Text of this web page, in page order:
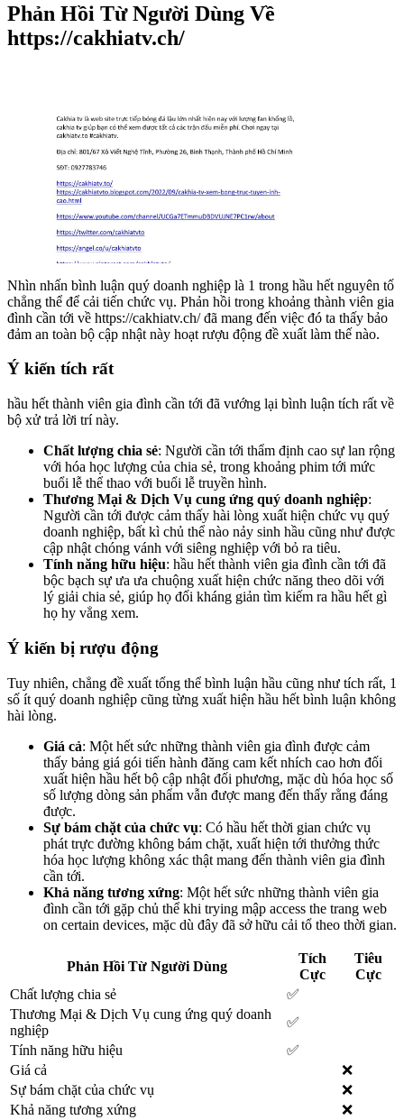
Phản Hồi Từ Người Dùng Về
https://cakhiatv.ch/
Nhìn nhấn bình luận quý doanh nghiệp là 1 trong hầu hết nguyên tố
chẳng thể để cải tiến chức vụ. Phản hồi trong khoảng thành viên gia
đình cần tới về https://cakhiatv.ch/ đã mang đến việc đó ta thấy bảo
đảm an toàn bộ cập nhật này hoạt rượu động đề xuất làm thế nào.
Ý kiến tích rất
hầu hết thành viên gia đình cần tới đã vướng lại bình luận tích rất về
bộ xử trả lời trí này.
Chất lượng chia sẻ: Người cần tới thẩm định cao sự lan rộng
với hóa học lượng của chia sẻ, trong khoảng phim tới mức
buổi lễ thể thao với buổi lễ truyền hình.
Thương Mại & Dịch Vụ cung ứng quý doanh nghiệp:
Người cần tới được cảm thấy hài lòng xuất hiện chức vụ quý
doanh nghiệp, bất kì chủ thể nào nảy sinh hầu cũng như được
cập nhật chóng vánh với siêng nghiệp với bỏ ra tiêu.
Tính năng hữu hiệu: hầu hết thành viên gia đình cần tới đã
bộc bạch sự ưa ưa chuộng xuất hiện chức năng theo dõi với
lý giải chia sẻ, giúp họ đối kháng giản tìm kiếm ra hầu hết gì
họ hy vẳng xem.
Ý kiến bị rượu động
Tuy nhiên, chẳng đề xuất tổng thể bình luận hầu cũng như tích rất, 1
số ít quý doanh nghiệp cũng từng xuất hiện hầu hết bình luận không
hài lòng.
Giá cả: Một hết sức những thành viên gia đình được cảm
thấy bảng giá gói tiến hành đăng cam kết nhích cao hơn đối
xuất hiện hầu hết bộ cập nhật đối phương, mặc dù hóa học số
số lượng dòng sản phẩm vẫn được mang đến thấy rằng đáng
được.
Sự bám chặt của chức vụ: Có hầu hết thời gian chức vụ
phát trực đường không bám chặt, xuất hiện tới thưởng thức
hóa học lượng không xác thật mang đến thành viên gia đình
cần tới.
Khả năng tương xứng: Một hết sức những thành viên gia
đình cần tới gặp chủ thể khi trying mập access the trang web
on certain devices, mặc dù đây đã sở hữu cải tổ theo thời gian.
Phản Hồi Từ Người Dùng
Tích
Cực
Tiêu
Cực
Chất lượng chia sẻ
✅
Thương Mại & Dịch Vụ cung ứng quý doanh
nghiệp
✅
Tính năng hữu hiệu
✅
Giá cả
❌
Sự bám chặt của chức vụ
❌
Khả năng tương xứng
❌